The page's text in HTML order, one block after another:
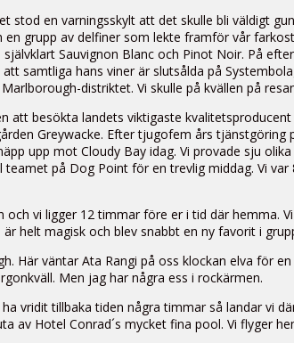
stod en varningsskylt att det skulle bli väldigt
grupp av delfiner som lekte framför vår
Sauvignon Blanc och Pinot Noir. På
samtliga hans viner är slutsålda på
distriktet. Vi skulle på kvällen på
att besökta landets viktigaste
Greywacke. Efter tjugofem års tjänstgöring
upp mot Cloudy Bay idag. Vi provade sju
teamet på Dog Point för en trevlig middag. Vi
vi ligger 12 timmar före er i tid där
helt magisk och blev snabbt en ny favorit i
Här väntar Ata Rangi på oss klockan elva för
Men jag har några ess i rockärmen.
vridit tillbaka tiden några timmar så landar vi
av Hotel Conrad´s mycket fina pool. Vi flyger